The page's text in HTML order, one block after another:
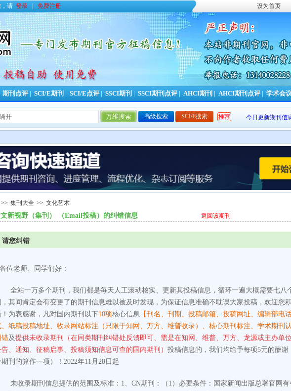
请 登录 免费注册 设为首页
期刊点评 SCI/E期刊 SCI/E点评 SSCI期刊 SSCI期刊点评 AHCI期刊 AHCI期刊点评 学术会议
高级搜索 SCI/E搜索 推荐 今日更新期刊信息0
>> 集刊大全 >> 文化艺术
新视野（集刊） （Email投稿）的纠错信息 返回该期刊
请您纠错
各位老师、同学们好：
全站一万多个期刊，我们都是每天人工滚动核实、更新其投稿信息，循环一遍大概需要七八
，其间肯定会有变更了的期刊信息难以被及时发现，为保证信息准确不耽误大家投稿，欢迎您
！为表感谢，凡对国内期刊以下10项核心信息 【刊名、刊期、投稿邮箱、投稿网址、编辑部电
、纸稿投稿地址、收录网站标注（只限于知网、万方、维普收录）、核心期刊标注、学术期刊认
错及提供未收录期刊（在同类期刊纠错处反馈即可、需是在知网、维普、万方、龙源或主办单
告、通知、征稿启事、投稿须知信息可查的国内期刊） 投稿信息的，我们均给予每项5元的酬谢
期刊的算作一项）！2022年11月28日起
未收录期刊信息提供的范围及标准： 1、CN期刊：
（1）必要条件：国家新闻出版总署官网